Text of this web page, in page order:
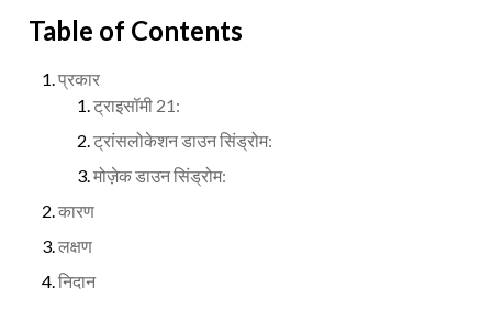
Table of Contents
प्रकार
ट्राइसॉमी 21:
ट्रांसलोकेशन डाउन सिंड्रोम:
मोज़ेक डाउन सिंड्रोम:
कारण
लक्षण
निदान